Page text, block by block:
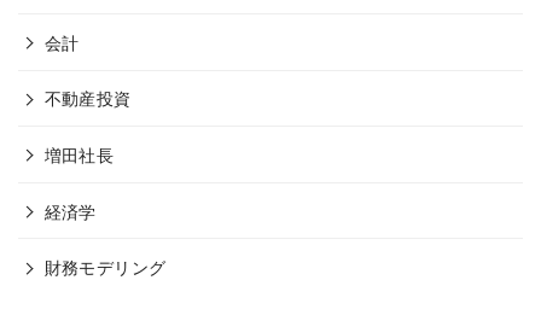
会計
不動産投資
増田社長
経済学
財務モデリング